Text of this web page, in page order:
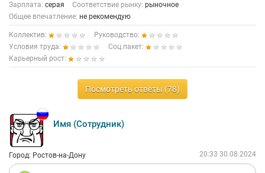
Зарплата: серая Соответствие рынку: рыночное
Общее впечатление: не рекомендую
Коллектив:
Руководство:
Условия труда:
Соц.пакет:
Карьерный рост:
Посмотреть ответы (78)
Имя (Сотрудник)
Город: Ростов-на-Дону 20:33 30.08.2024